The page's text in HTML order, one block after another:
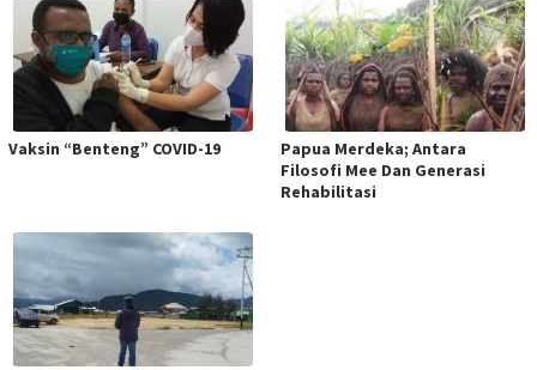
Vaksin “Benteng” COVID-19
Papua Merdeka; Antara
Filosofi Mee Dan Generasi
Rehabilitasi